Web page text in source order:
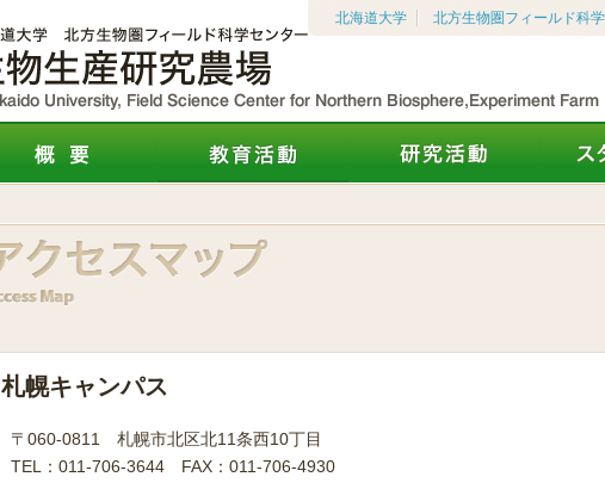
北海道大学 北方生物圏フィールド科
札幌キャンパス
〒060-0811 札幌市北区北11条西10丁目
TEL：011-706-3644 FAX：011-706-4930